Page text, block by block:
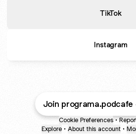
TikTok
Instagram
Join programa.podcafe
Cookie Preferences •
Explore • About this account •